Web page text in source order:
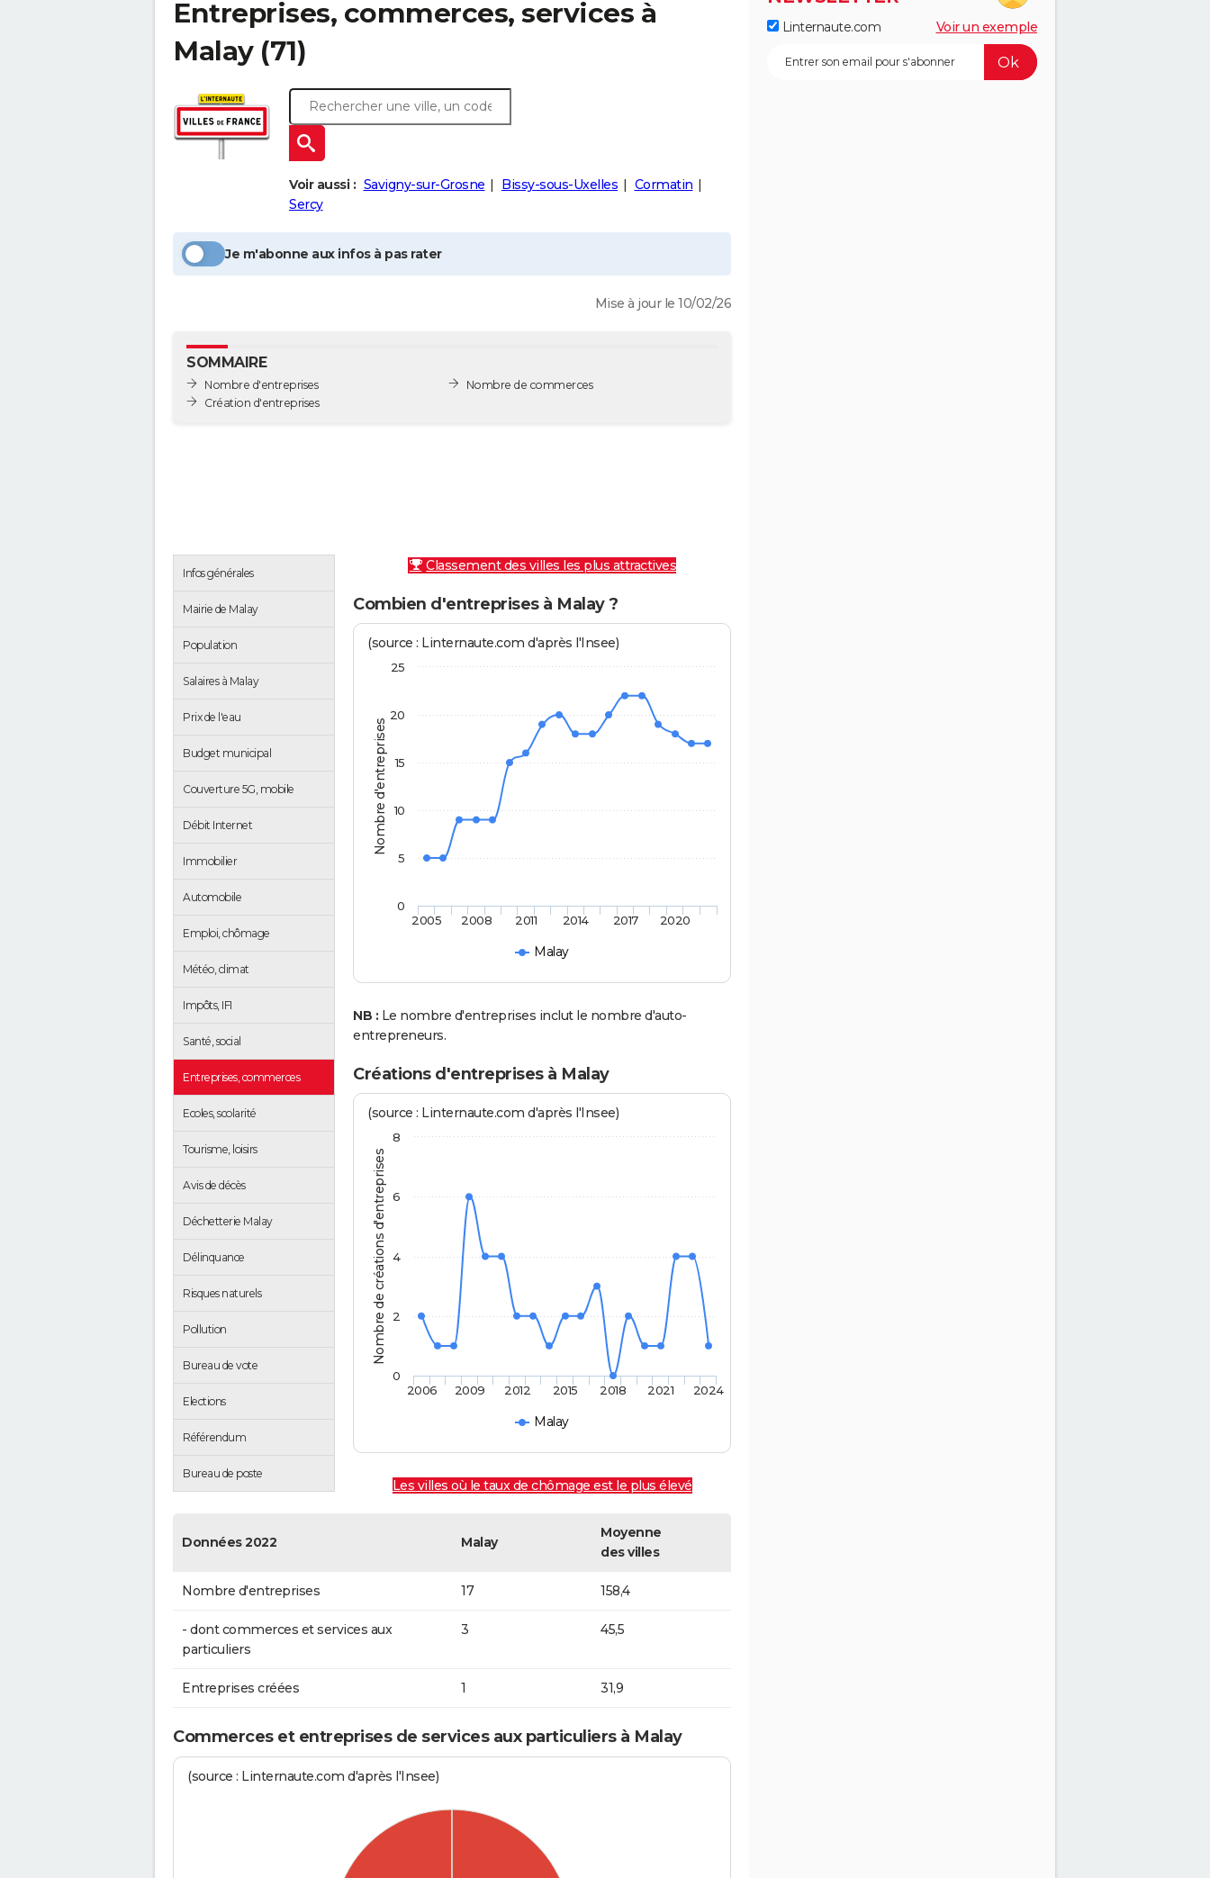
Entreprises, commerces, services à
Malay(71)
Voir aussi : Savigny-sur-Grosne Bissy-sous-Uxelles
Cormatin
Sercy
Je m'abonne aux infos à pas rater
Mise à jour le 10/02/26
SOMMAIRE
Nombre d'entreprises
Création d'entreprises
Nombre de commerces
Infos générales
Mairie de Malay
Population
Salaires à Malay
Prix de l'eau
Budget municipal
Couverture 5G, mobile
Débit Internet
Immobilier
Automobile
Emploi, chômage
Météo, climat
Impôts, IFI
Santé, social
Entreprises, commerces
Ecoles, scolarité
Tourisme, loisirs
Avis de décès
Déchetterie Malay
Délinquance
Risques naturels
Pollution
Bureau de vote
Elections
Référendum
Bureau de poste
Classement des villes les plus attractives
Combien d'entreprises à Malay ?
Nombre d'entreprises
(source : Linternaute.com d'après l'Insee)
Malay
2005 2008 2011 2014 2017 2020
0
5
10
15
20
25
NB : Le nombre d'entreprises inclut le nombre d'auto-
entrepreneurs.
Créations d'entreprises à Malay
Nombre de créations d'entreprises
(source : Linternaute.com d'après l'Insee)
Malay
2006 2009 2012 2015 2018 2021 2024
0
2
4
6
8
Les villes où le taux de chômage est le plus élevé
Données 2022 Malay
Moyenne
des villes
Nombre d'entreprises 17 158,4
- dont commerces et services aux
particuliers
3 45,5
Entreprises créées 1 31,9
Commerces et entreprises de services aux particuliers à Malay
(source : Linternaute.com d'après l'Insee)
Linternaute.com Voir un exemple